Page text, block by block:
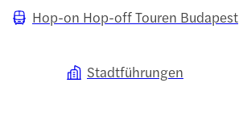
Hop-on Hop-off Touren Budapest
Stadtführungen